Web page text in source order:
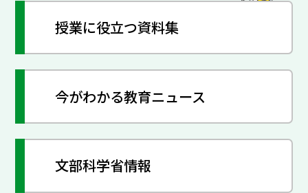
授業に役立つ資料集
今がわかる教育ニュース
文部科学省情報